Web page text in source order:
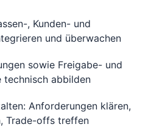
, Kunden- und
und überwachen
sowie Freigabe- und
technisch abbilden
Anforderungen klären,
Trade-offs treffen